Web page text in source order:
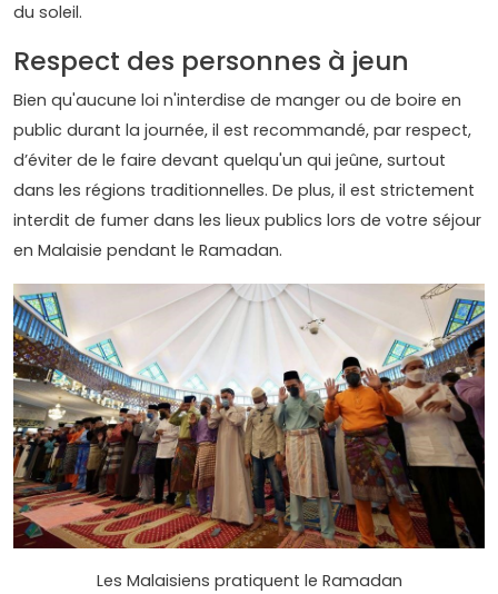
du soleil.
Respect des personnes à jeun
Bien qu'aucune loi n'interdise de manger ou de boire en
public durant la journée, il est recommandé, par respect,
d’éviter de le faire devant quelqu'un qui jeûne, surtout
dans les régions traditionnelles. De plus, il est strictement
interdit de fumer dans les lieux publics lors de votre séjour
en Malaisie pendant le Ramadan.
Les Malaisiens pratiquent le Ramadan